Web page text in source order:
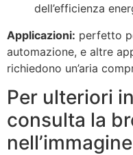
dell’efficienza
Applicazioni: perfetto
automazione, e altre
richiedono un’aria
Per ulteriori
consulta la
nell’immagine